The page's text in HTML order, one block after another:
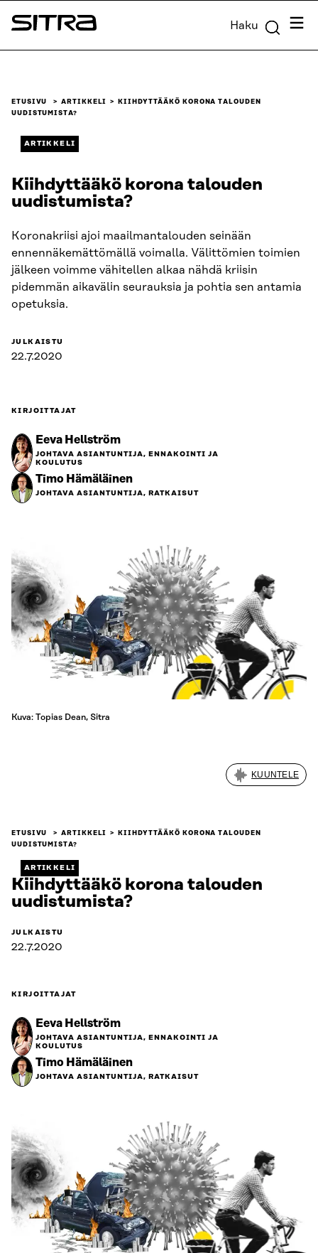
Siirry
suoraan
Sitra Haku
ETUSIVU ARTIKKELI
KIIHDYTTÄÄKÖ KORONA TALOUDEN
UUDISTUMISTA?
ARTIKKELI
Kiihdyttääkö korona talouden
uudistumista?
Koronakriisi ajoi maailmantalouden seinään
ennennäkemättömällä voimalla. Välittömien toimien
jälkeen voimme vähitellen alkaa nähdä kriisin
pidemmän aikavälin seurauksia ja pohtia sen antamia
opetuksia.
JULKAISTU
22.7.2020
KIRJOITTAJAT
Eeva Hellström
JOHTAVA ASIANTUNTIJA, ENNAKOINTI JA
KOULUTUS
Timo Hämäläinen
JOHTAVA ASIANTUNTIJA, RATKAISUT
Kuva: Topias Dean, Sitra
KUUNTELE
ETUSIVU ARTIKKELI
KIIHDYTTÄÄKÖ KORONA TALOUDEN
UUDISTUMISTA?
ARTIKKELI
Kiihdyttääkö korona talouden
uudistumista?
JULKAISTU
22.7.2020
KIRJOITTAJAT
Eeva Hellström
JOHTAVA ASIANTUNTIJA, ENNAKOINTI JA
KOULUTUS
Timo Hämäläinen
JOHTAVA ASIANTUNTIJA, RATKAISUT